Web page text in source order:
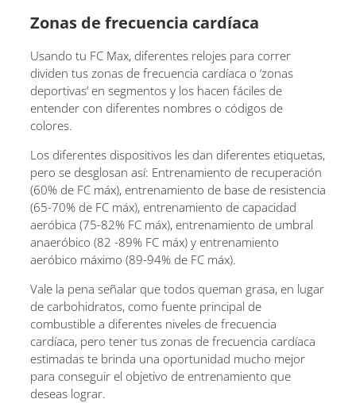
Zonas de frecuencia cardíaca
Usando tu FC Max, diferentes relojes para correr
dividen tus zonas de frecuencia cardíaca o ‘zonas
deportivas’ en segmentos y los hacen fáciles de
entender con diferentes nombres o códigos de
colores.
Los diferentes dispositivos les dan diferentes etiquetas,
pero se desglosan así: Entrenamiento de recuperación
(60% de FC máx), entrenamiento de base de resistencia
(65-70% de FC máx), entrenamiento de capacidad
aeróbica (75-82% FC máx), entrenamiento de umbral
anaeróbico (82 -89% FC máx) y entrenamiento
aeróbico máximo (89-94% de FC máx).
Vale la pena señalar que todos queman grasa, en lugar
de carbohidratos, como fuente principal de
combustible a diferentes niveles de frecuencia
cardíaca, pero tener tus zonas de frecuencia cardíaca
estimadas te brinda una oportunidad mucho mejor
para conseguir el objetivo de entrenamiento que
deseas lograr.